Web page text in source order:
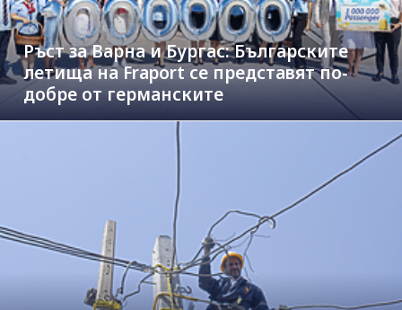
Ръст за Варна и Бургас: Българските
летища на Fraport се представят по-
добре от германските